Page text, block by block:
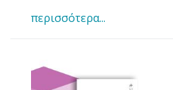
περισσότερα...